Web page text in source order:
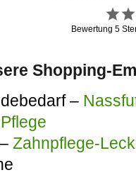
Bewertung5
Shopping-
–
Zahnpflege-